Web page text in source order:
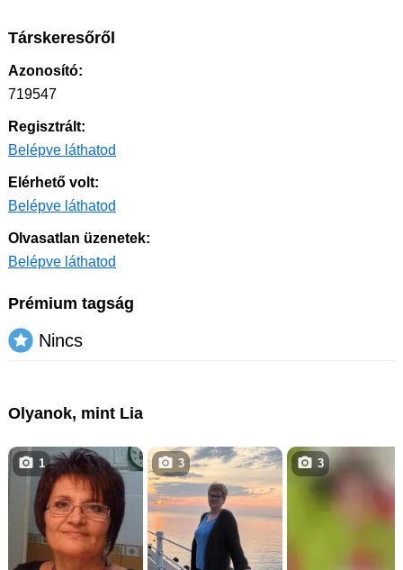
Társkeresőről
Azonosító:
719547
Regisztrált:
Belépve láthatod
Elérhető volt:
Belépve láthatod
Olvasatlan üzenetek:
Belépve láthatod
Prémium tagság
Nincs
Olyanok, mint Lia
1 3 3